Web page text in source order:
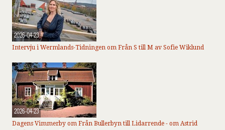
2026-04-23
Intervju i Wermlands-Tidningen om Från S till M av Sofie Wiklund
2026-04-23
Dagens Vimmerby om Från Bullerbyn till Lidarrende - om Astrid